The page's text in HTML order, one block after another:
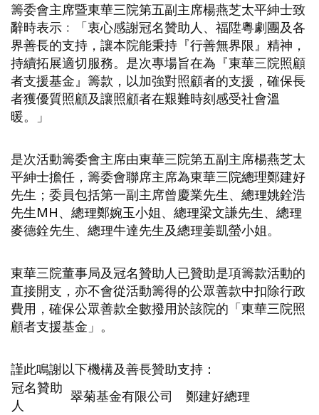
籌委會主席暨東華三院第五副主席楊燕芝太平紳士致
辭時表示﹕「衷心感謝冠名贊助人、福陞粵劇團及各
界善長的支持，讓本院能秉持『行善無界限』精神，
持續拓展適切服務。是次專場旨在為『東華三院照顧
者支援基金』籌款，以加強對照顧者的支援，確保長
者獲優質照顧及讓照顧者在艱難時刻感受社會溫
暖。」
是次活動籌委會主席由東華三院第五副主席楊燕芝太
平紳士擔任，籌委會聯席主席為東華三院總理鄭建好
先生；委員包括第一副主席曾慶業先生、總理姚銓浩
先生MH、總理鄭婉玉小姐、總理梁文謙先生、總理
麥德銓先生、總理牛達先生及總理姜凱螢小姐。
東華三院董事局及冠名贊助人已贊助是項籌款活動的
直接開支，亦不會從活動籌得的公眾善款中扣除行政
費用，確保公眾善款全數撥用於該院的「東華三院照
顧者支援基金」。
謹此鳴謝以下機構及善長贊助支持：
冠名贊助
人
翠菊基金有限公司 鄭建好總理